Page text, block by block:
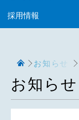
採用情報
お知らせ
お知らせ